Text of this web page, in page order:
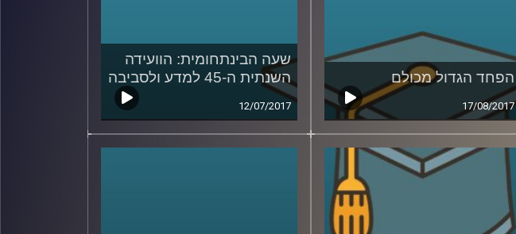
הפחד הגדול מכולם
17/08/2017
שעה הבינתחומית: הוועידה
השנתית ה-45 למדע ולסביבה
12/07/2017